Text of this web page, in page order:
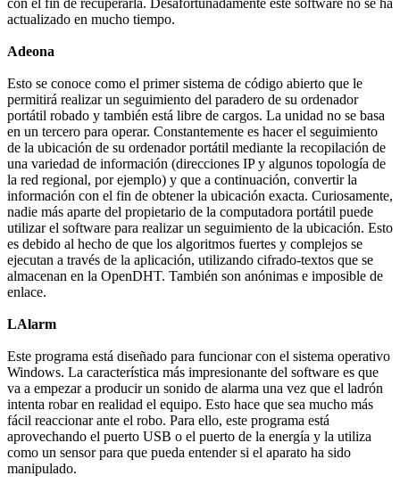
actualizado en mucho tiempo.
Adeona
Esto se conoce como el primer sistema de código abierto que le
permitirá realizar un seguimiento del paradero de su ordenador
portátil robado y también está libre de cargos. La unidad no se basa
en un tercero para operar. Constantemente es hacer el seguimiento
de la ubicación de su ordenador portátil mediante la recopilación de
una variedad de información (direcciones IP y algunos topología de
la red regional, por ejemplo) y que a continuación, convertir la
información con el fin de obtener la ubicación exacta. Curiosamente,
nadie más aparte del propietario de la computadora portátil puede
utilizar el software para realizar un seguimiento de la ubicación. Esto
es debido al hecho de que los algoritmos fuertes y complejos se
ejecutan a través de la aplicación, utilizando cifrado-textos que se
almacenan en la OpenDHT. También son anónimas e imposible de
enlace.
LAlarm
Este programa está diseñado para funcionar con el sistema operativo
Windows. La característica más impresionante del software es que
va a empezar a producir un sonido de alarma una vez que el ladrón
intenta robar en realidad el equipo. Esto hace que sea mucho más
fácil reaccionar ante el robo. Para ello, este programa está
aprovechando el puerto USB o el puerto de la energía y la utiliza
como un sensor para que pueda entender si el aparato ha sido
manipulado.